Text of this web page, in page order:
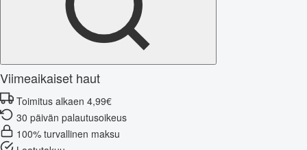
Viimeaikaiset haut
Toimitus alkaen 4,99€
30 päivän palautusoikeus
100% turvallinen maksu